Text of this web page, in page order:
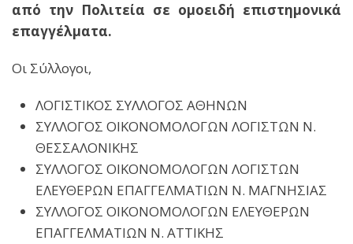
από την Πολιτεία σε ομοειδή επιστημονικά
επαγγέλματα.
Οι Σύλλογοι,
ΛΟΓΙΣΤΙΚΟΣ ΣΥΛΛΟΓΟΣ ΑΘΗΝΩΝ
ΣΥΛΛΟΓΟΣ ΟΙΚΟΝΟΜΟΛΟΓΩΝ ΛΟΓΙΣΤΩΝ Ν.
ΘΕΣΣΑΛΟΝΙΚΗΣ
ΣΥΛΛΟΓΟΣ ΟΙΚΟΝΟΜΟΛΟΓΩΝ ΛΟΓΙΣΤΩΝ
ΕΛΕΥΘΕΡΩΝ ΕΠΑΓΓΕΛΜΑΤΙΩΝ Ν. ΜΑΓΝΗΣΙΑΣ
ΣΥΛΛΟΓΟΣ ΟΙΚΟΝΟΜΟΛΟΓΩΝ ΕΛΕΥΘΕΡΩΝ
ΕΠΑΓΓΕΛΜΑΤΙΩΝ Ν. ΑΤΤΙΚΗΣ